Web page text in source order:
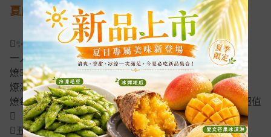
夏威夷 _有效日期 2027/04/30
✨小披薩，大滿足✨
一人一片剛剛好｜小資控、披薩控都瘋狂囤貨
燎5 吋迷你披薩 — 吃得巧、吃得飽
燎濃郁牽絲起司 × 爆料級餡料 × 香Q脆餅皮
燎每一口都像剛出爐的幸福味襤一人剛剛好，銅板價最超值

五星級口感小資價